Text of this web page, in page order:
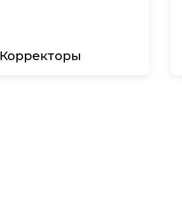
Корректоры